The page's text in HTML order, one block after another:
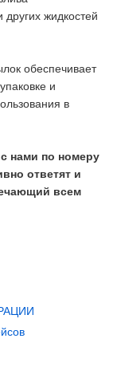
жидкостей
обеспечивает
и
в
нами по номеру
ответят и
всем